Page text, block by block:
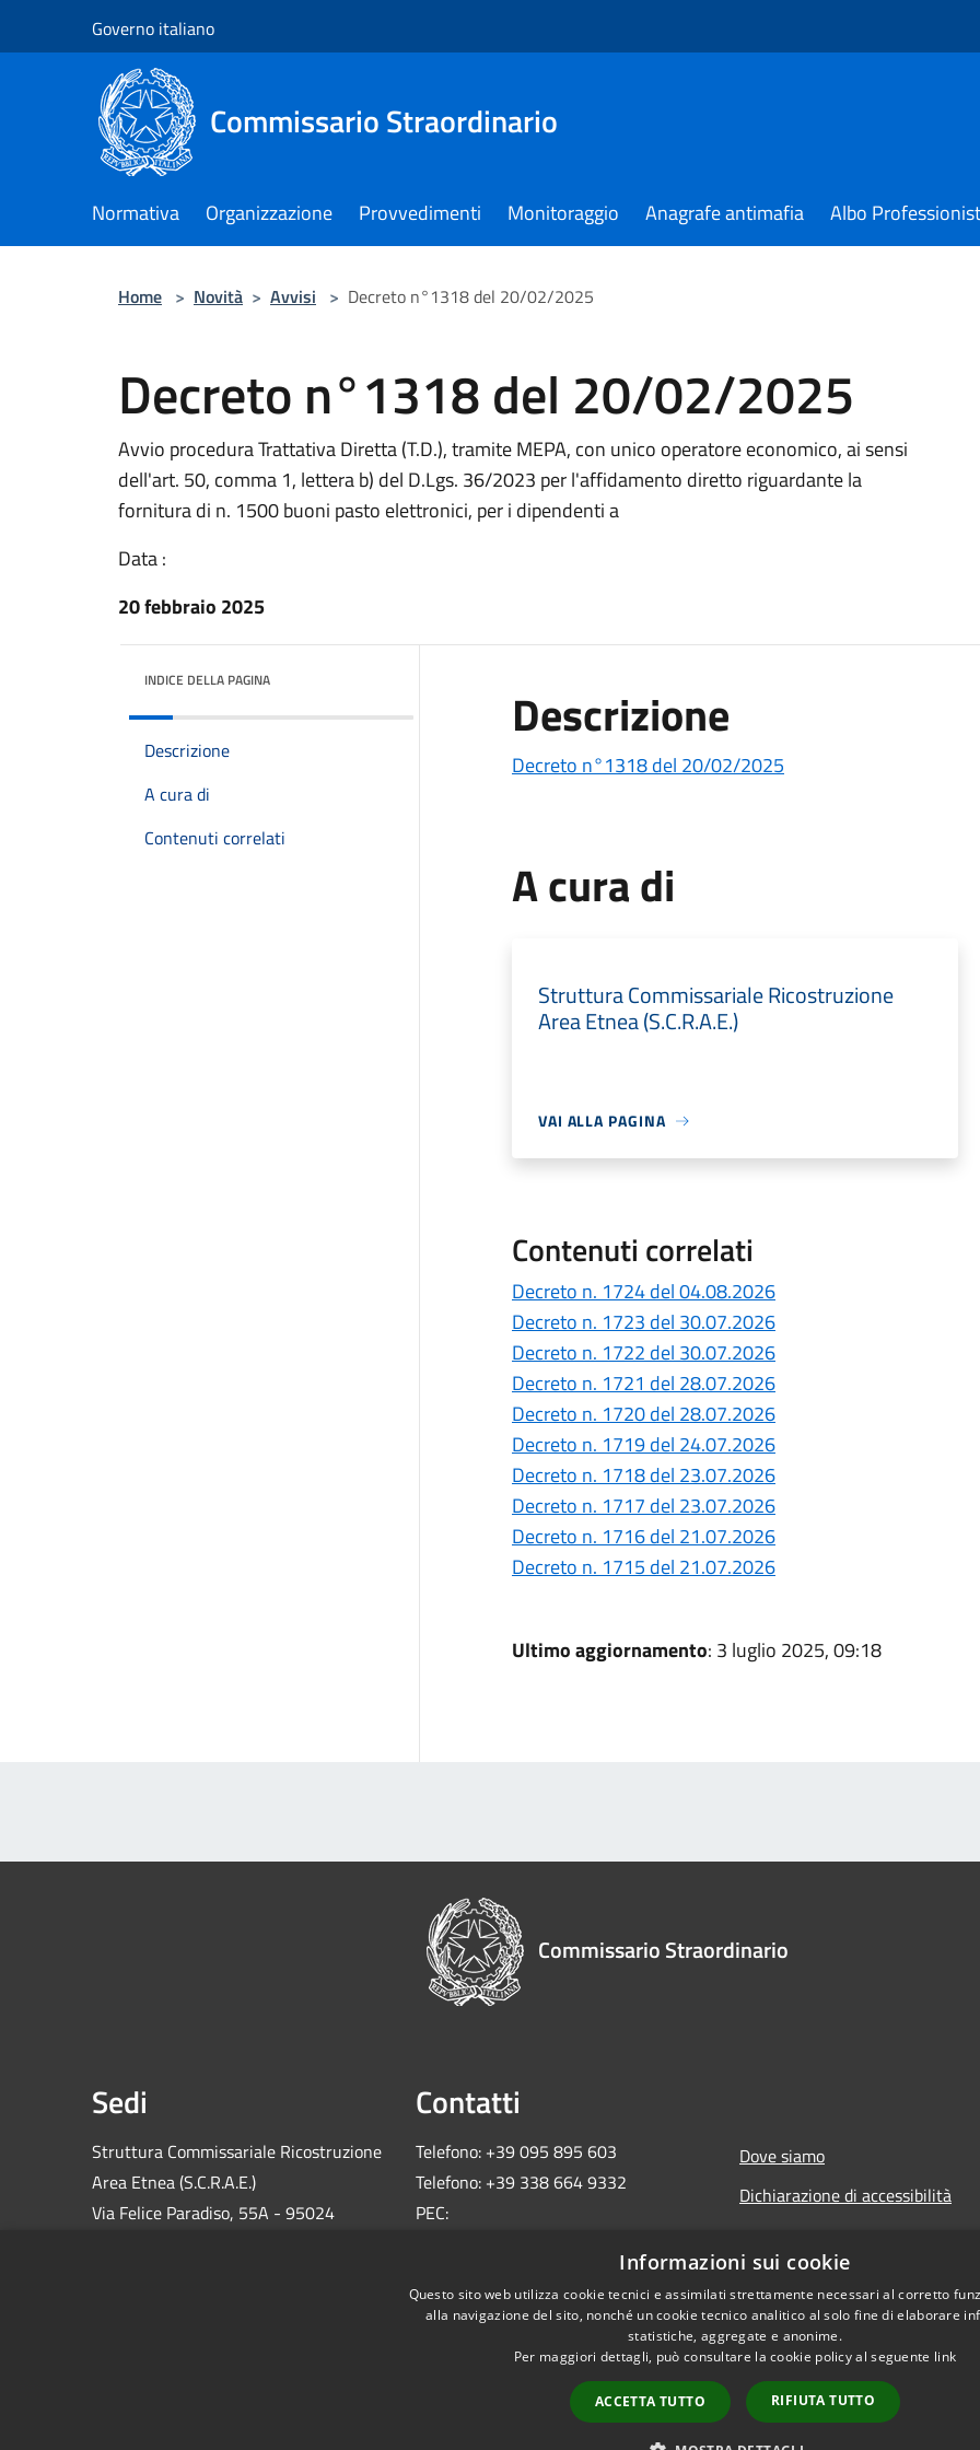
Governo italiano
Commissario Straordinario
Normativa Organizzazione Provvedimenti Monitoraggio Anagrafe antimafia Albo
Home > Novità > Avvisi > Decreto n°1318 del 20/02/2025
Decreto n°1318 del 20/02/2025
Avvio procedura Trattativa Diretta (T.D.), tramite MEPA, con unico operatore economico, ai sensi
dell'art. 50, comma 1, lettera b) del D.Lgs. 36/2023 per l'affidamento diretto riguardante la
fornitura di n. 1500 buoni pasto elettronici, per i dipendenti a
Data :
20 febbraio 2025
INDICE DELLA PAGINA
Descrizione
A cura di
Contenuti correlati
Descrizione
Decreto n°1318 del 20/02/2025
A cura di
Struttura Commissariale Ricostruzione
Area Etnea (S.C.R.A.E.)
VAI ALLA PAGINA
Contenuti correlati
Decreto n. 1724 del 04.08.2026
Decreto n. 1723 del 30.07.2026
Decreto n. 1722 del 30.07.2026
Decreto n. 1721 del 28.07.2026
Decreto n. 1720 del 28.07.2026
Decreto n. 1719 del 24.07.2026
Decreto n. 1718 del 23.07.2026
Decreto n. 1717 del 23.07.2026
Decreto n. 1716 del 21.07.2026
Decreto n. 1715 del 21.07.2026
Ultimo aggiornamento: 3 luglio 2025, 09:18
Commissario Straordinario
Sedi
Struttura Commissariale Ricostruzione
Area Etnea (S.C.R.A.E.)
Via Felice Paradiso, 55A - 95024
Contatti
Telefono: +39 095 895 603
Telefono: +39 338 664 9332
PEC:
Dove siamo
Dichiarazione di accessibilità
Copyright © 2026 •
Informazioni sui cookie
Questo sito web utilizza cookie tecnici e assimilati strettamente necessari al corretto
alla navigazione del sito, nonché un cookie tecnico analitico al solo fine di elaborare
statistiche, aggregate e anonime.
Per maggiori dettagli, può consultare la cookie policy al seguente link
ACCETTA TUTTO RIFIUTA TUTTO